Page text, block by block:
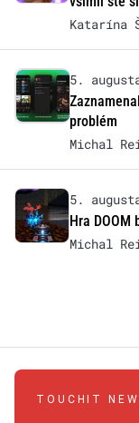
Katarína
5.
problém
Michal
5.
Hra
Michal
TOUCHIT